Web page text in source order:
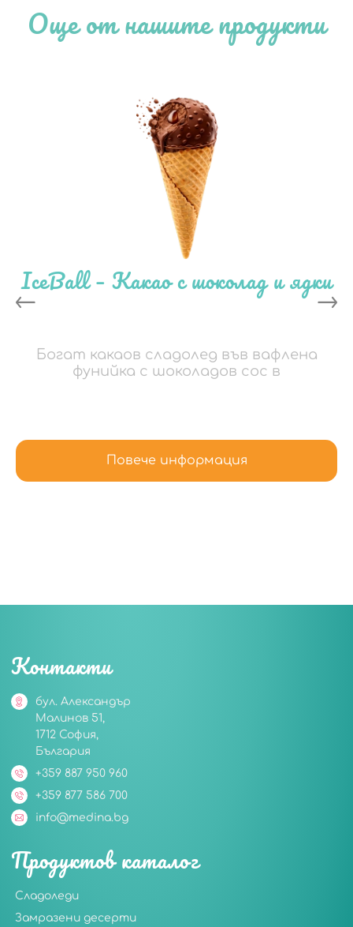
Още от нашите продукти
IceBall – Какао с шоколад и ядки
Богат какаов сладолед във вафлена
фунийка с шоколадов сос в
Повече информация
Продуктов каталог
Сладоледи
Замразени десерти
Контакти
бул. Александър
Малинов 51,
1712 София,
България
+359 887 950 960
+359 877 586 700
info@medina.bg